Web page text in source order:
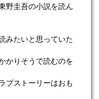
野圭吾の小説を読ん
みたいと思っていた
かりそうで読むのを
ブストーリーはおも